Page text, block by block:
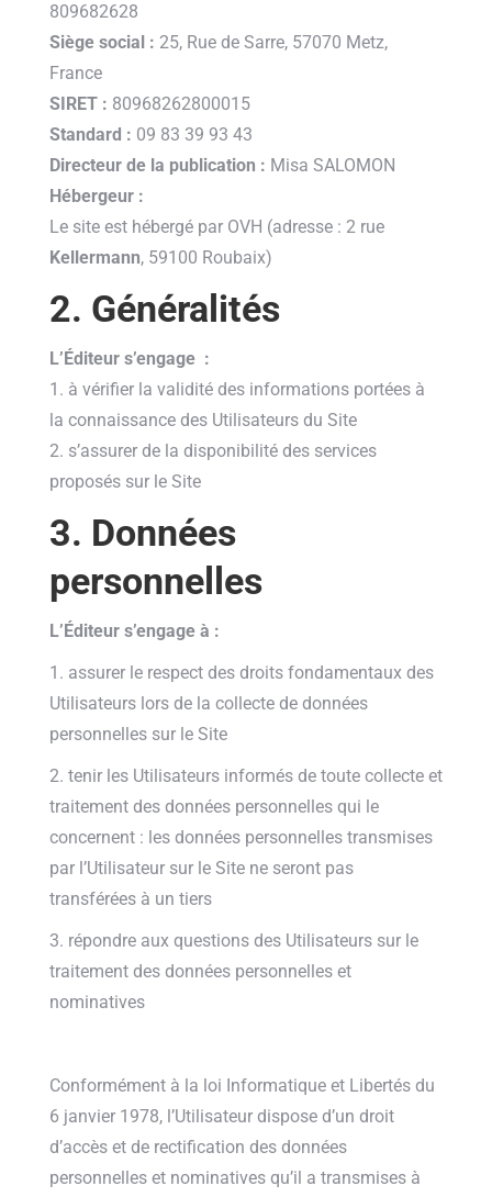
809682628
Siège social : 25, Rue de Sarre, 57070 Metz,
France
SIRET : 80968262800015
Standard : 09 83 39 93 43
Directeur de la publication : Misa SALOMON
Hébergeur :
Le site est hébergé par OVH (adresse : 2 rue
Kellermann, 59100 Roubaix)
2. Généralités
L’Éditeur s’engage :
1. à vérifier la validité des informations portées à
la connaissance des Utilisateurs du Site
2. s’assurer de la disponibilité des services
proposés sur le Site
3. Données
personnelles
L’Éditeur s’engage à :
1. assurer le respect des droits fondamentaux des
Utilisateurs lors de la collecte de données
personnelles sur le Site
2. tenir les Utilisateurs informés de toute collecte et
traitement des données personnelles qui le
concernent : les données personnelles transmises
par l’Utilisateur sur le Site ne seront pas
transférées à un tiers
3. répondre aux questions des Utilisateurs sur le
traitement des données personnelles et
nominatives
Conformément à la loi Informatique et Libertés du
6 janvier 1978, l’Utilisateur dispose d’un droit
d’accès et de rectification des données
personnelles et nominatives qu’il a transmises à